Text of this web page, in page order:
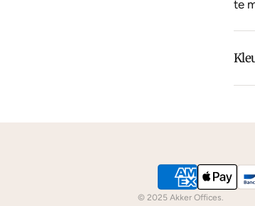
te
© 2025 Akker Offices.